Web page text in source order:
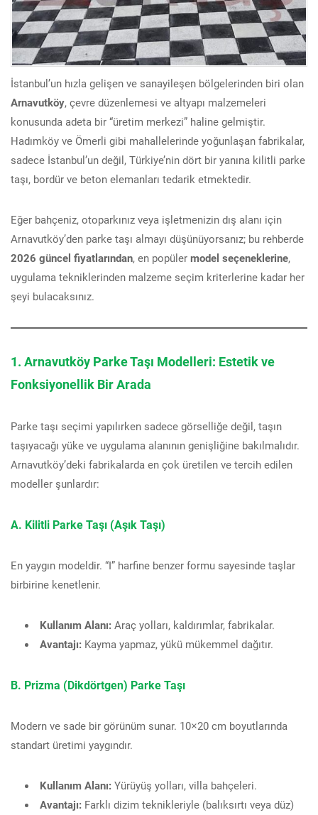
İstanbul’un hızla gelişen ve sanayileşen bölgelerinden biri olan
Arnavutköy, çevre düzenlemesi ve altyapı malzemeleri
konusunda adeta bir “üretim merkezi” haline gelmiştir.
Hadımköy ve Ömerli gibi mahallelerinde yoğunlaşan fabrikalar,
sadece İstanbul’un değil, Türkiye’nin dört bir yanına kilitli parke
taşı, bordür ve beton elemanları tedarik etmektedir.
Eğer bahçeniz, otoparkınız veya işletmenizin dış alanı için
Arnavutköy’den parke taşı almayı düşünüyorsanız; bu rehberde
2026 güncel fiyatlarından, en popüler model seçeneklerine,
uygulama tekniklerinden malzeme seçim kriterlerine kadar her
şeyi bulacaksınız.
1. Arnavutköy Parke Taşı Modelleri: Estetik ve
Fonksiyonellik Bir Arada
Parke taşı seçimi yapılırken sadece görselliğe değil, taşın
taşıyacağı yüke ve uygulama alanının genişliğine bakılmalıdır.
Arnavutköy’deki fabrikalarda en çok üretilen ve tercih edilen
modeller şunlardır:
A. Kilitli Parke Taşı (Aşık Taşı)
En yaygın modeldir. “I” harfine benzer formu sayesinde taşlar
birbirine kenetlenir.
Kullanım Alanı: Araç yolları, kaldırımlar, fabrikalar.
Avantajı: Kayma yapmaz, yükü mükemmel dağıtır.
B. Prizma (Dikdörtgen) Parke Taşı
Modern ve sade bir görünüm sunar. 10×20 cm boyutlarında
standart üretimi yaygındır.
Kullanım Alanı: Yürüyüş yolları, villa bahçeleri.
Avantajı: Farklı dizim teknikleriyle (balıksırtı veya düz)